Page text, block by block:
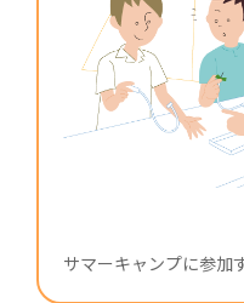
サマーキャンプに参加